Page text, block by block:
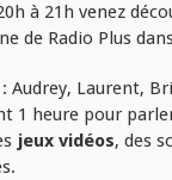
à 21h venez
de Radio Plus
: Audrey, Laurent,
1 heure pour
jeux vidéos, des